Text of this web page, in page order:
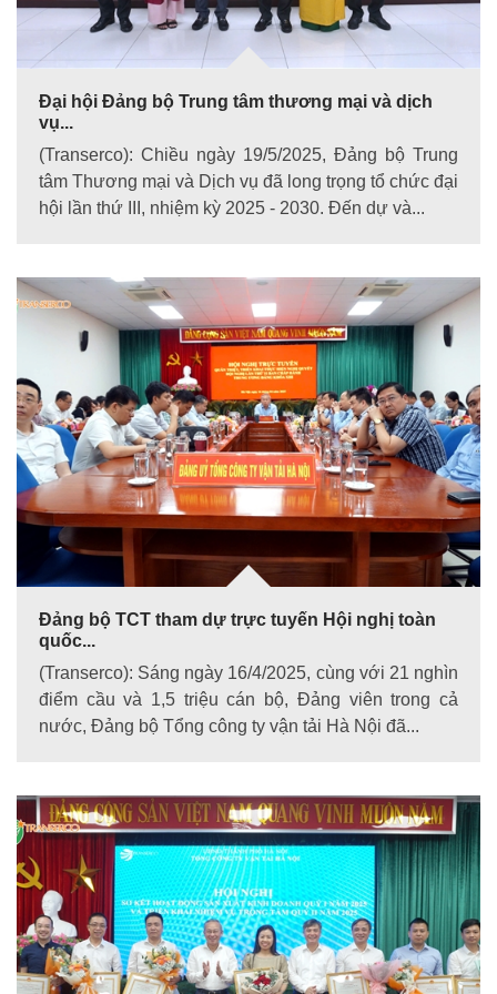
Đại hội Đảng bộ Trung tâm thương mại và dịch
vụ...
(Transerco): Chiều ngày 19/5/2025, Đảng bộ Trung
tâm Thương mại và Dịch vụ đã long trọng tổ chức đại
hội lần thứ III, nhiệm kỳ 2025 - 2030. Đến dự và...
Đảng bộ TCT tham dự trực tuyến Hội nghị toàn
quốc...
(Transerco): Sáng ngày 16/4/2025, cùng với 21 nghìn
điểm cầu và 1,5 triệu cán bộ, Đảng viên trong cả
nước, Đảng bộ Tổng công ty vận tải Hà Nội đã...